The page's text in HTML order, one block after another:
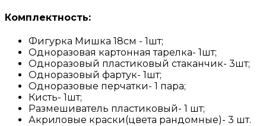
Комплектность:
Фигурка Мишка 18см - 1шт;
Одноразовая картонная тарелка- 1шт;
Одноразовый пластиковый стаканчик- 3шт;
Одноразовый фартук- 1шт;
Одноразовые перчатки- 1 пара;
Кисть- 1шт;
Размешиватель пластиковый- 1 шт;
Акриловые краски(цвета рандомные)- 3 шт.